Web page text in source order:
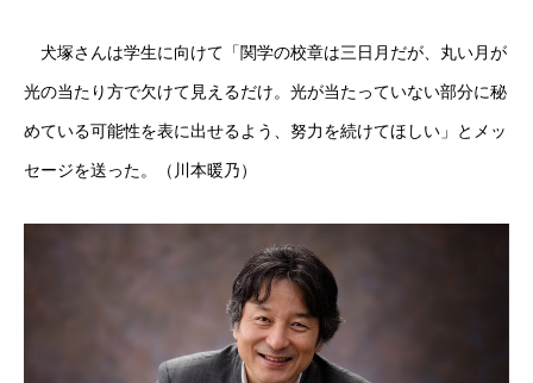
犬塚さんは学生に向けて「関学の校章は三日月だが、丸い月が
光の当たり方で欠けて見えるだけ。光が当たっていない部分に秘
めている可能性を表に出せるよう、努力を続けてほしい」とメッ
セージを送った。（川本暖乃）